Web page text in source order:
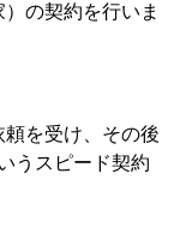
の契約を行いま
頼を受け、その後
うスピード契約